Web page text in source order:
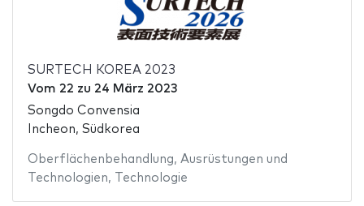
SURTECH KOREA 2023
Vom 22 zu 24 März 2023
Songdo Convensia
Incheon, Südkorea
Oberflächenbehandlung, Ausrüstungen und
Technologien, Technologie